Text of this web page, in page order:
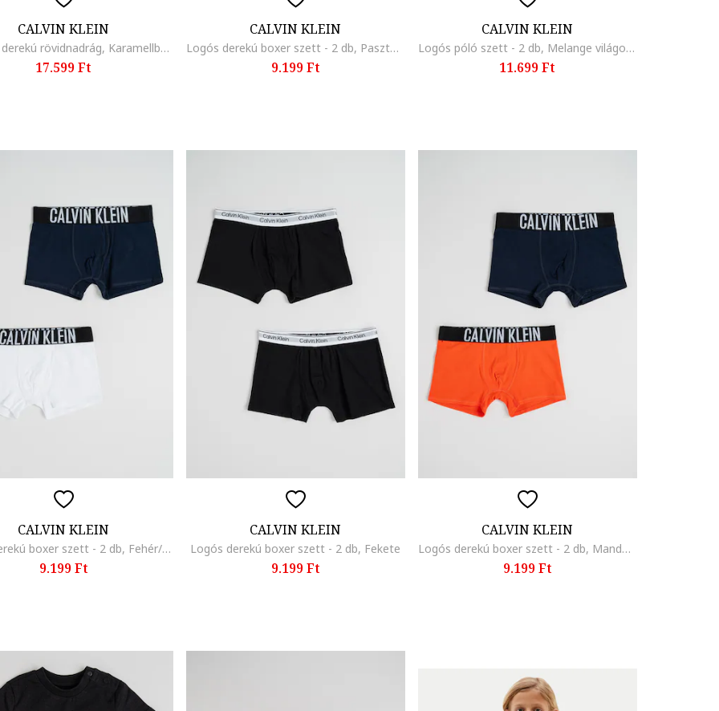
CALVIN KLEIN
Állítható derekú rövidnadrág, Karamellbarna
17.599 Ft
CALVIN KLEIN
Logós derekú boxer szett - 2 db, Pasztellkék/Fekete
9.199 Ft
CALVIN KLEIN
Logós póló szett - 2 db, Melange világosszürke/Tengerészkék
11.699 Ft
CALVIN KLEIN
Logós derekú boxer szett - 2 db, Fehér/Tengerészkék
9.199 Ft
CALVIN KLEIN
Logós derekú boxer szett - 2 db, Fekete
9.199 Ft
CALVIN KLEIN
Logós derekú boxer szett - 2 db, Mandarinszín/Tengerészkék
9.199 Ft